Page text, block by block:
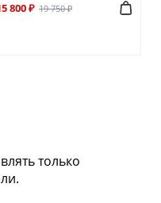
800 ₽ 19 750 ₽
только